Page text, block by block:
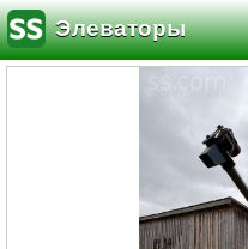
Элеваторы